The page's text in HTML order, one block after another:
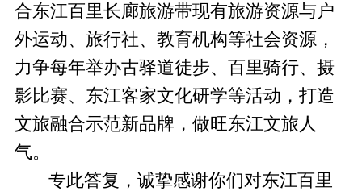
合东江百里长廊旅游带现有旅游资源与户
外运动、旅行社、教育机构等社会资源，
力争每年举办古驿道徒步、百里骑行、摄
影比赛、东江客家文化研学等活动，打造
文旅融合示范新品牌，做旺东江文旅人
气。
专此答复，诚挚感谢你们对东江百里